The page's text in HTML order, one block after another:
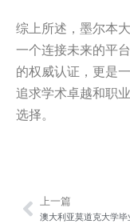
综上所述，墨尔本
一个连接未来的平
的权威认证，更是
追求学术卓越和职
选择。
Prev
上一篇
澳大利亚莫道克大学